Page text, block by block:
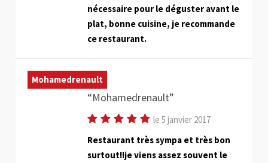
nécessaire pour le déguster avant le
plat, bonne cuisine, je recommande
ce restaurant.
Mohamedrenault
Mohamedrenault
le 5 janvier 2017
Restaurant très sympa et très bon
surtout!!je viens assez souvent le